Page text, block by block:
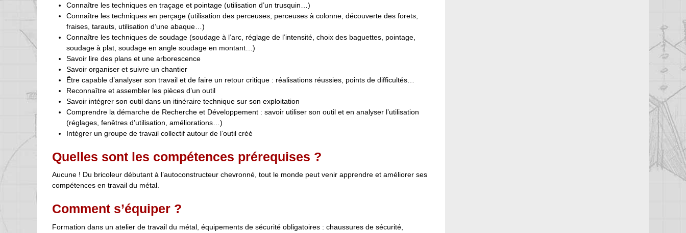
Connaître les techniques en traçage et pointage (utilisation d’un trusquin…)
Connaître les techniques en perçage (utilisation des perceuses, perceuses à colonne, découverte des forets,
fraises, tarauts, utilisation d’une abaque…)
Connaître les techniques de soudage (soudage à l’arc, réglage de l’intensité, choix des baguettes, pointage,
soudage à plat, soudage en angle soudage en montant…)
Savoir lire des plans et une arborescence
Savoir organiser et suivre un chantier
Être capable d’analyser son travail et de faire un retour critique : réalisations réussies, points de difficultés…
Reconnaître et assembler les pièces d’un outil
Savoir intégrer son outil dans un itinéraire technique sur son exploitation
Comprendre la démarche de Recherche et Développement : savoir utiliser son outil et en analyser l’utilisation
(réglages, fenêtres d’utilisation, améliorations…)
Intégrer un groupe de travail collectif autour de l’outil créé
Quelles sont les compétences prérequises ?
Aucune ! Du bricoleur débutant à l’autoconstructeur chevronné, tout le monde peut venir apprendre et améliorer ses
compétences en travail du métal.
Comment s’équiper ?
Formation dans un atelier de travail du métal, équipements de sécurité obligatoires : chaussures de sécurité,